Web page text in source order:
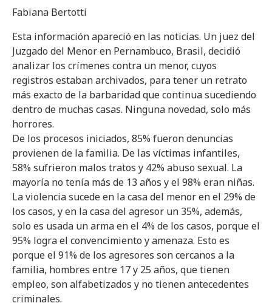
Fabiana Bertotti
Esta información apareció en las noticias. Un juez del
Juzgado del Menor en Pernambuco, Brasil, decidió
analizar los crímenes contra un menor, cuyos
registros estaban archivados, para tener un retrato
más exacto de la barbaridad que continua sucediendo
dentro de muchas casas. Ninguna novedad, solo más
horrores.
De los procesos iniciados, 85% fueron denuncias
provienen de la familia. De las víctimas infantiles,
58% sufrieron malos tratos y 42% abuso sexual. La
mayoría no tenía más de 13 años y el 98% eran niñas.
La violencia sucede en la casa del menor en el 29% de
los casos, y en la casa del agresor un 35%, además,
solo es usada un arma en el 4% de los casos, porque el
95% logra el convencimiento y amenaza. Esto es
porque el 91% de los agresores son cercanos a la
familia, hombres entre 17 y 25 años, que tienen
empleo, son alfabetizados y no tienen antecedentes
criminales.